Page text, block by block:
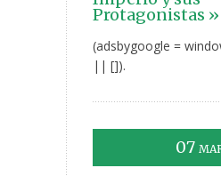
Protagonistas »
(adsbygoogle =
|| []).
07